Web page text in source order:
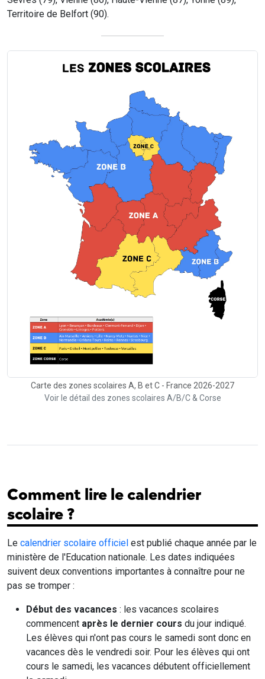
Territoire de Belfort (90).
Carte des zones scolaires A, B et C - France 2026-2027
Voir le détail des zones scolaires A/B/C & Corse
Comment lire le calendrier
scolaire ?
Le calendrier scolaire officiel est publié chaque année par le
ministère de l'Education nationale. Les dates indiquées
suivent deux conventions importantes à connaître pour ne
pas se tromper :
Début des vacances : les vacances scolaires
commencent après le dernier cours du jour indiqué.
Les élèves qui n'ont pas cours le samedi sont donc en
vacances dès le vendredi soir. Pour les élèves qui ont
cours le samedi, les vacances débutent officiellement